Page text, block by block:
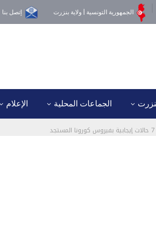
الجمهورية التونسية | ولاية بنزرت إتصل بنا
الجماعات المحلية الإعلام